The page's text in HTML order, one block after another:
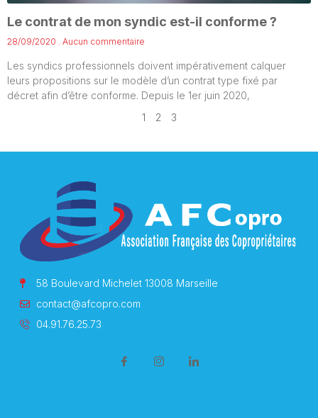
Le contrat de mon syndic est-il conforme ?
28/09/2020 Aucun commentaire
Les syndics professionnels doivent impérativement calquer
leurs propositions sur le modèle d’un contrat type fixé par
décret afin d’être conforme. Depuis le 1er juin 2020,
1
2 3
58 Boulevard Michelet 13008 Marseille
contact@afcopro.com
04.91.76.25.73